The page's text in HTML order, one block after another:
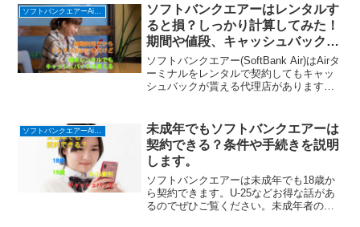
Series X・スマホゲームも気になりま
す。
ソフトバンクエアーはレンタルす
ると損？しっかり計算してみた！
期間や値段、キャッシュバック
は！
ソフトバンクエアー(SoftBank Air)はAirタ
ーミナルをレンタルで契約してもキャッ
シュバックが貰える代理店があります。
ちらからお申し込みください。
ソフトバンクエアーAirターミナル６ (ホームルーター)
未成年でもソフトバンクエアーは
契約できる？条件や手続きを説明
します。
ソフトバンクエアーは未成年でも18歳か
ら契約できます。U-25などお得な話があ
るのでぜひご覧ください。未成年者の場